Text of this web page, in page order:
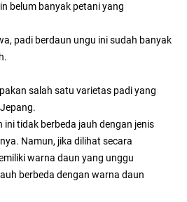
belum banyak petani yang
padi berdaun ungu ini sudah banyak
salah satu varietas padi yang
tidak berbeda jauh dengan jenis
Namun, jika dilihat secara
warna daun yang unggu
berbeda dengan warna daun